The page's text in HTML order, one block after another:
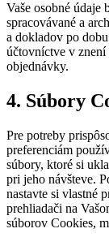
Vaše osobné údaje
spracovávané a
a dokladov po
účtovníctve v znení
objednávky.
4. Súbory
Pre potreby
preferenciám
súbory, ktoré si
pri jeho návšteve.
nastavte si vlastné
prehliadači na
súborov Cookies,